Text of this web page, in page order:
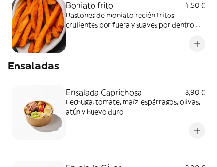
Boniato frito
4,50 €
Bastones de moniato recién fritos,
crujientes por fuera y suaves por dentro.
Ensaladas
Ensalada Caprichosa
8,90 €
Lechuga, tomate, maíz, espárragos, olivas,
atún y huevo duro